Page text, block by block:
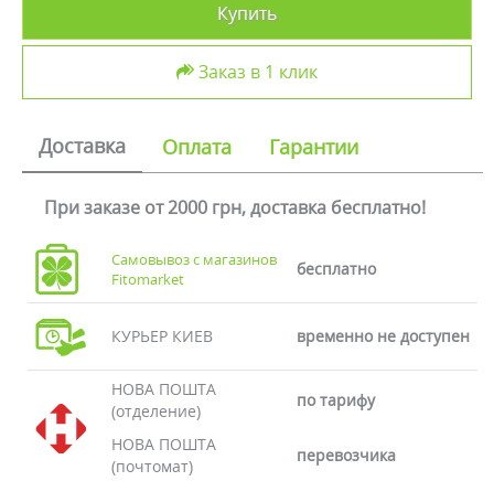
Купить
Заказ в 1 клик
Доставка Оплата Гарантии
При заказе от 2000 грн, доставка бесплатно!
Самовывоз с магазинов
Fitomarket
бесплатно
КУРЬЕР КИЕВ временно не доступен
НОВА ПОШТА
(отделение)
по тарифу
НОВА ПОШТА
(почтомат)
перевозчика